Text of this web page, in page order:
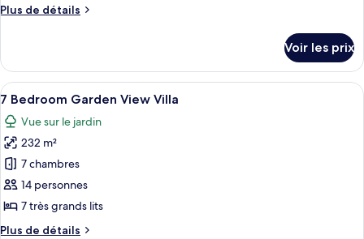
chambre :
Garden
View
Villa
Plus de détails
Plus
le
type
de
6
Bedroom
Garden
View
Villa
Voir les prix
Afficher
toutes
les
photos
pour
ce
type
Un vaste espace de vie doté d’un
4
7 Bedroom Garden View Villa
Vue sur le jardin
232 m²
7 chambres
14 personnes
7 très grands lits
Plus de détails
Plus